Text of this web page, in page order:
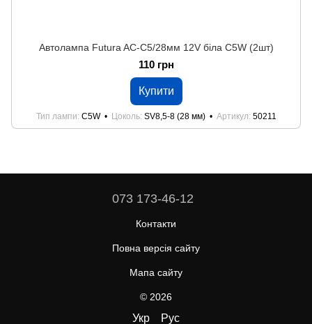
Автолампа Futura AC-C5/28мм 12V біла C5W (2шт)
110 грн
Купити
Тип лампи C5W Цоколь SV8,5-8 (28 мм) Артикул 50211
073 173-46-12
Контакти
Повна версія сайту
Мапа сайту
© 2026
Укр Рус